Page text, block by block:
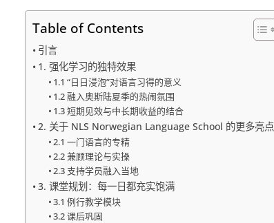
Table of Contents
引言
1. 强化学习的独特效果
1.1 “日日浸泡”对语言习得的意义
1.2 融入奥斯陆夏季的热闹氛围
1.3 短期见效与中长期收益的结合
2. 关于 NLS Norwegian Language School 的更多亮点
2.1 一门语言的专精
2.2 兼顾理论与实操
2.3 支持学员融入当地
3. 课堂规划：每一日都充实饱满
3.1 例行教学模块
3.2 课后巩固